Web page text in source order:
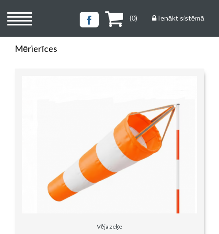
Ienākt sistēmā
(0)
Mērierīces
Vēja zeķe